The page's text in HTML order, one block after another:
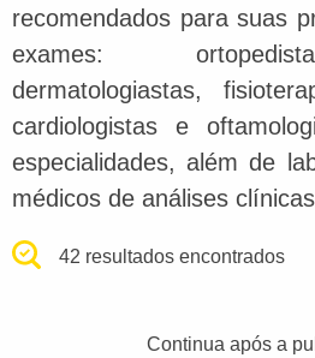
recomendados para suas
exames:
dermatologiastas,
cardiologistas e
especialidades, além de
médicos de análises
42 resultados encontrados
Continua após a